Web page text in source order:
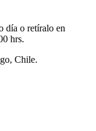
día o retíralo en
hrs.
Chile.